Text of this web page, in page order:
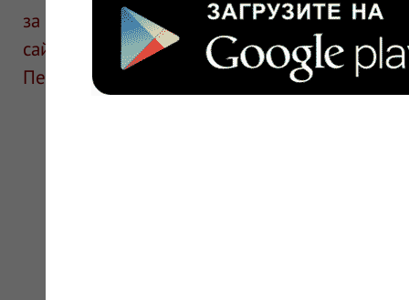
за информацию в отзывах. Описание
сайте для ознакомления и не является
Перед применением необходима